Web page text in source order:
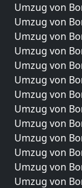
Umzug von
Umzug von
Umzug von
Umzug von
Umzug von
Umzug von
Umzug von
Umzug von
Umzug von
Umzug von
Umzug von
Umzug von
Umzug von